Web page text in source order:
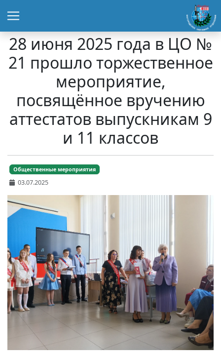
28 июня 2025 года в ЦО №
21 прошло торжественное
мероприятие,
посвящённое вручению
аттестатов выпускникам 9
и 11 классов
Общественные мероприятия
03.07.2025